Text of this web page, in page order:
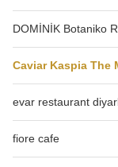
DOMİNİK Botaniko
Caviar Kaspia The
evar restaurant
fiore cafe